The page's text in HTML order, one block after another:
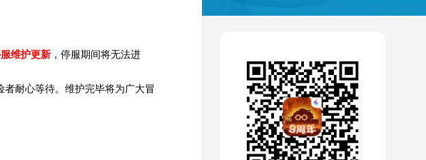
维护更新 ，停服期间将无法进
者耐心等待。维护完毕将为广大冒